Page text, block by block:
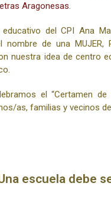
Aragonesas.
del CPI Ana
nombre de una MUJER,
nuestra idea de centro
el “Certamen
as, familias y vecinos
escuela debe